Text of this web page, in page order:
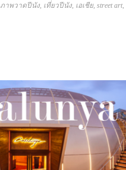
ภาพวาดปีนัง, เที่ยวปีนัง, เอเชีย, street art,